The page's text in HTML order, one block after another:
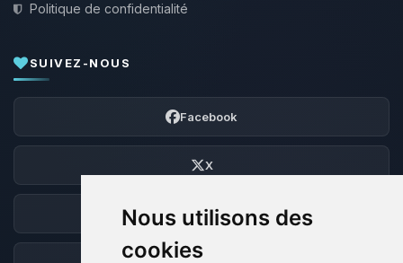
Nous utilisons des
cookies
Politique de confidentialité
SUIVEZ-NOUS
Facebook
X
Discord